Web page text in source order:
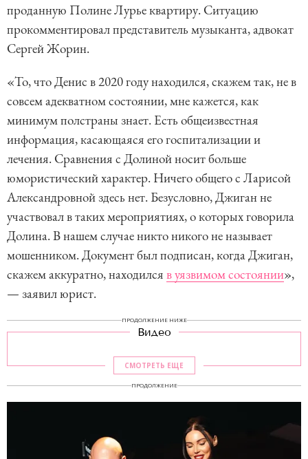
проданную Полине Лурье квартиру. Ситуацию
прокомментировал представитель музыканта, адвокат
Сергей Жорин.
«То, что Денис в 2020 году находился, скажем так, не в
совсем адекватном состоянии, мне кажется, как
минимум полстраны знает. Есть общеизвестная
информация, касающаяся его госпитализации и
лечения. Сравнения с Долиной носит больше
юмористический характер. Ничего общего с Ларисой
Александровной здесь нет. Безусловно, Джиган не
участвовал в таких мероприятиях, о которых говорила
Долина. В нашем случае никто никого не называет
мошенником. Документ был подписан, когда Джиган,
скажем аккуратно, находился в уязвимом состоянии»,
— заявил юрист.
ПРОДОЛЖЕНИЕ НИЖЕ
Видео
СМОТРЕТЬ ЕЩЕ
ПРОДОЛЖЕНИЕ